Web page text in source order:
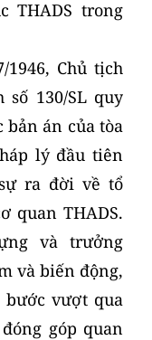
THADS trong
1946, Chủ tịch
130/SL quy
án của tòa
lý đầu tiên
ra đời về tổ
quan THADS.
và trưởng
và biến động,
bước vượt qua
góp quan